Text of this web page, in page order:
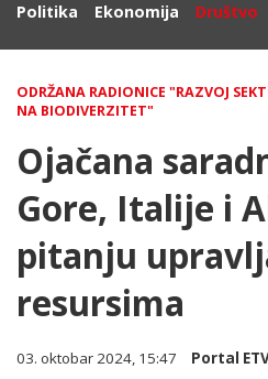
Politika Ekonomija Društvo
ODRŽANA RADIONICE "RAZVOJ
NA BIODIVERZITET"
Ojačana
Gore, Italije i
pitanju
resursima
03. oktobar 2024, 15:47 Portal